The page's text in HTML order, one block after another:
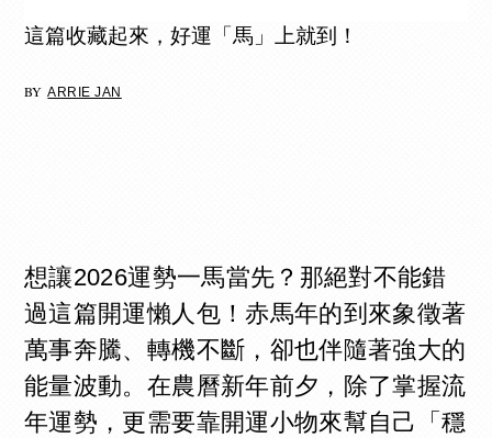
這篇收藏起來，好運「馬」上就到！
BYARRIE JAN
想讓2026運勢一馬當先？那絕對不能錯
過這篇開運懶人包！赤馬年的到來象徵著
萬事奔騰、轉機不斷，卻也伴隨著強大的
能量波動。在農曆新年前夕，除了掌握流
年運勢，更需要靠開運小物來幫自己「穩